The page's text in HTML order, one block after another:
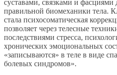
суставами, связками и фасциями
правильной биомеханики тела.
стала психосоматическая
позволяет через телесные
последствиями стресса,
хронических эмоциональных
«записываются» в теле в виде
болевых синдромов».